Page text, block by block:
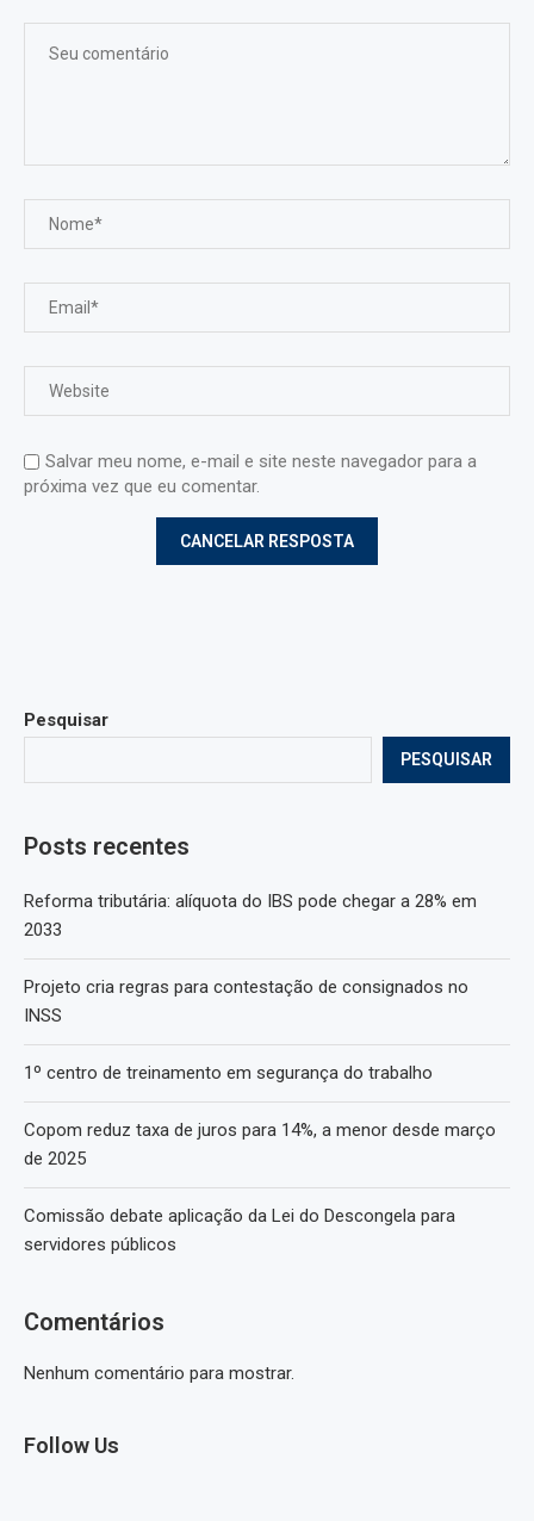
Salvar meu nome, e-mail e site neste navegador para a
próxima vez que eu comentar.
Pesquisar
PESQUISAR
Posts recentes
Reforma tributária: alíquota do IBS pode chegar a 28% em
2033
Projeto cria regras para contestação de consignados no
INSS
1º centro de treinamento em segurança do trabalho
Copom reduz taxa de juros para 14%, a menor desde março
de 2025
Comissão debate aplicação da Lei do Descongela para
servidores públicos
Comentários
Nenhum comentário para mostrar.
Follow Us